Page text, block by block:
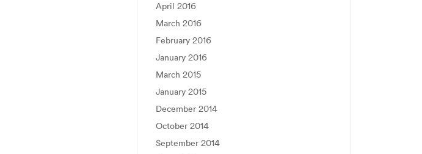
April 2016
March 2016
February 2016
January 2016
March 2015
January 2015
December 2014
October 2014
September 2014